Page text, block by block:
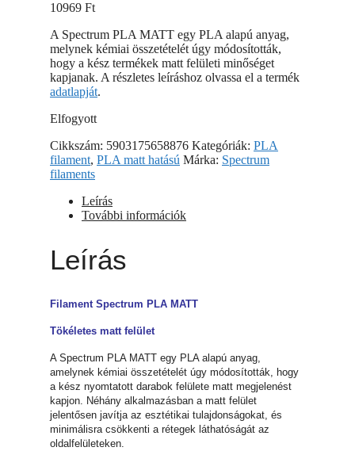
10969 Ft
A Spectrum PLA MATT egy PLA alapú anyag,
melynek kémiai összetételét úgy módosították,
hogy a kész termékek matt felületi minőséget
kapjanak. A részletes leíráshoz olvassa el a termék
adatlapját.
Elfogyott
Cikkszám: 5903175658876 Kategóriák: PLA
filament, PLA matt hatású Márka: Spectrum
filaments
Leírás
További információk
Leírás
Filament Spectrum PLA MATT
Tökéletes matt felület
A Spectrum PLA MATT egy PLA alapú anyag,
amelynek kémiai összetételét úgy módosították, hogy
a kész nyomtatott darabok felülete matt megjelenést
kapjon. Néhány alkalmazásban a matt felület
jelentősen javítja az esztétikai tulajdonságokat, és
minimálisra csökkenti a rétegek láthatóságát az
oldalfelületeken.